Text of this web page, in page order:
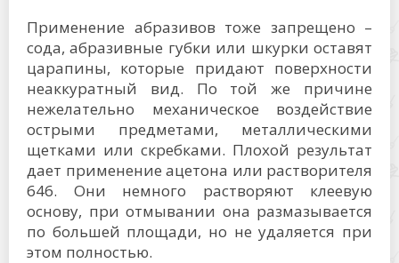
Применение абразивов тоже запрещено –
сода, абразивные губки или шкурки оставят
царапины, которые придают поверхности
неаккуратный вид. По той же причине
нежелательно механическое воздействие
острыми предметами, металлическими
щетками или скребками. Плохой результат
дает применение ацетона или растворителя
646. Они немного растворяют клеевую
основу, при отмывании она размазывается
по большей площади, но не удаляется при
этом полностью.